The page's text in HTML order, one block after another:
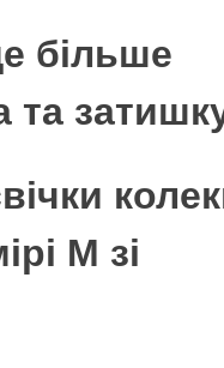
більше
та
М зі